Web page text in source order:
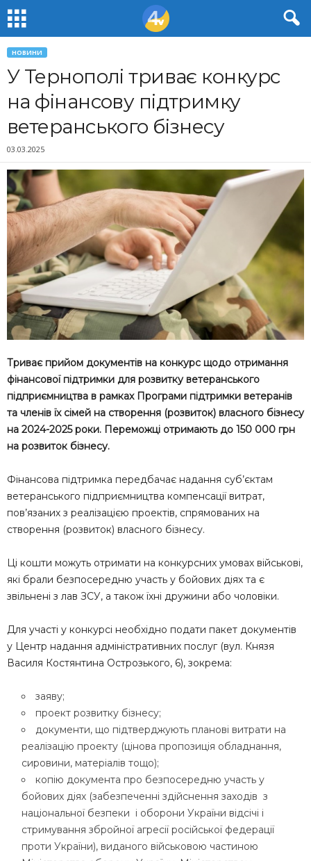
НОВИНИ
У Тернополі триває конкурс
на фінансову підтримку
ветеранського бізнесу
03.03.2025
Триває прийом документів на конкурс щодо отримання
фінансової підтримки для розвитку ветеранського
підприємництва в рамках Програми підтримки ветеранів
та членів їх сімей на створення (розвиток) власного бізнесу
на 2024-2025 роки. Переможці отримають до 150 000 грн
на розвиток бізнесу.
Фінансова підтримка передбачає надання суб’єктам
ветеранського підприємництва компенсації витрат,
пов’язаних з реалізацією проектів, спрямованих на
створення (розвиток) власного бізнесу.
Ці кошти можуть отримати на конкурсних умовах військові,
які брали безпосередню участь у бойових діях та є
звільнені з лав ЗСУ, а також їхні дружини або чоловіки.
Для участі у конкурсі необхідно подати пакет документів
у Центр надання адміністративних послуг (вул. Князя
Василя Костянтина Острозького, 6), зокрема:
заяву;
проект розвитку бізнесу;
документи, що підтверджують планові витрати на
реалізацію проекту (цінова пропозиція обладнання,
сировини, матеріалів тощо);
копію документа про безпосередню участь у
бойових діях (забезпеченні здійснення заходів з
національної безпеки і оборони України відсічі і
стримування збройної агресії російської федерації
проти України), виданого військовою частиною